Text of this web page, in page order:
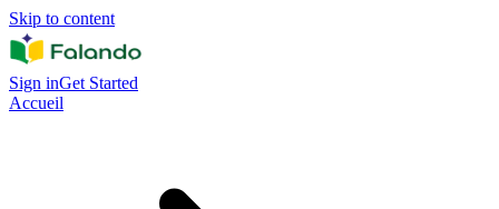
Skip to content
Sign inGet Started
Accueil